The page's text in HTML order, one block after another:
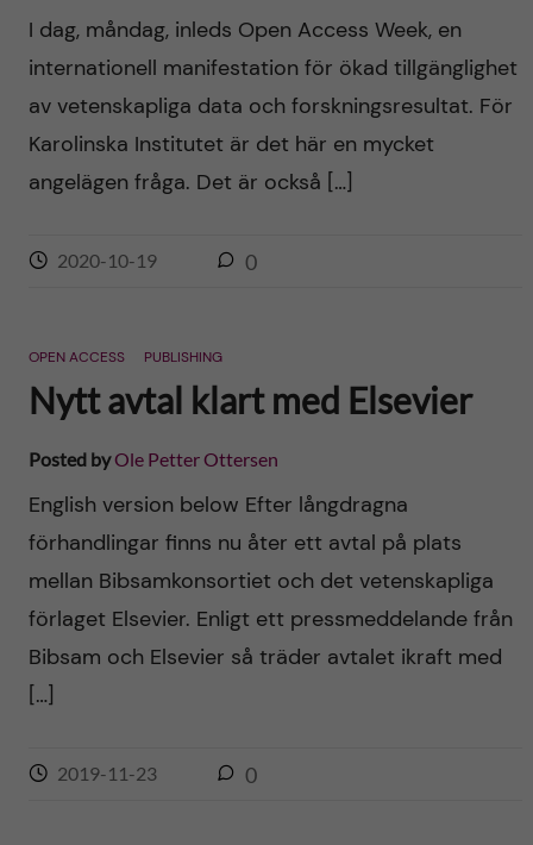
e
l
d
I dag, måndag, inleds Open Access Week, en
internationell manifestation för ökad tillgänglighet
av vetenskapliga data och forskningsresultat. För
Karolinska Institutet är det här en mycket
angelägen fråga. Det är också […]
2020-10-19 0
OPEN ACCESS PUBLISHING
Nytt avtal klart med Elsevier
Posted byOle Petter Ottersen
English version below Efter långdragna
förhandlingar finns nu åter ett avtal på plats
mellan Bibsamkonsortiet och det vetenskapliga
förlaget Elsevier. Enligt ett pressmeddelande från
Bibsam och Elsevier så träder avtalet ikraft med
[…]
2019-11-23 0